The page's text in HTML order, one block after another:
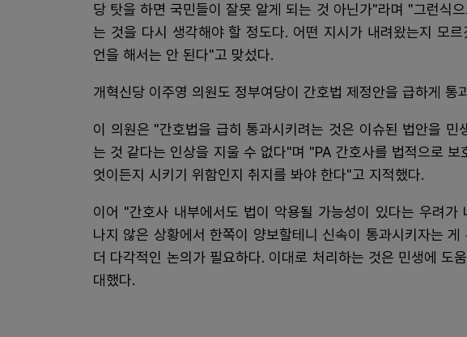
당 탓을 하면 국민들이 잘못 알게 되는 것 아닌가"라며 "그런식
는 것을 다시 생각해야 할 정도다. 어떤 지시가 내려왔는지 모
언을 해서는 안 된다"고 맞섰다.
개혁신당 이주영 의원도 정부여당이 간호법 제정안을 급하게 통
이 의원은 "간호법을 급히 통과시키려는 것은 이슈된 법안을 민
는 것 같다는 인상을 지울 수 없다"며 "PA 간호사를 법적으로
엇이든지 시키기 위함인지 취지를 봐야 한다"고 지적했다.
이어 "간호사 내부에서도 법이 악용될 가능성이 있다는 우려
나지 않은 상황에서 한쪽이 양보할테니 신속이 통과시키자는
더 다각적인 논의가 필요하다. 이대로 처리하는 것은 민생에 도
대했다.